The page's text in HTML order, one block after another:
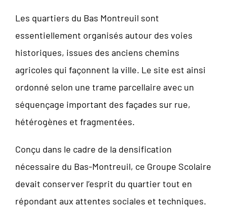
Les quartiers du Bas Montreuil sont
essentiellement organisés autour des voies
historiques, issues des anciens chemins
agricoles qui façonnent la ville. Le site est ainsi
ordonné selon une trame parcellaire avec un
séquençage important des façades sur rue,
hétérogènes et fragmentées.
Conçu dans le cadre de la densification
nécessaire du Bas-Montreuil, ce Groupe Scolaire
devait conserver l’esprit du quartier tout en
répondant aux attentes sociales et techniques.